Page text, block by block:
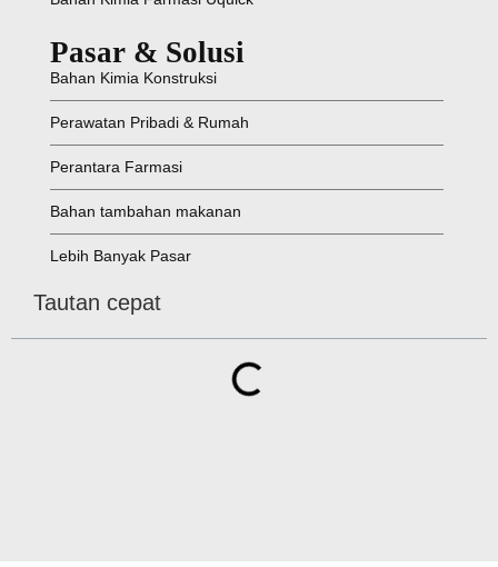
Pasar & Solusi
Bahan Kimia Konstruksi
Perawatan Pribadi & Rumah
Perantara Farmasi
Bahan tambahan makanan
Lebih Banyak Pasar
Tautan cepat